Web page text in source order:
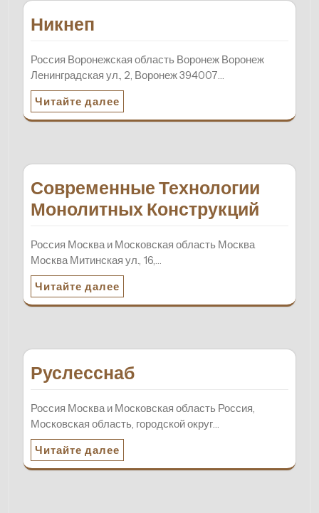
Никнеп
Россия Воронежская область Воронеж Воронеж
Ленинградская ул., 2, Воронеж 394007…
Читайте далее
Современные Технологии
Монолитных Конструкций
Россия Москва и Московская область Москва
Москва Митинская ул., 16,…
Читайте далее
Руслесснаб
Россия Москва и Московская область Россия,
Московская область, городской округ…
Читайте далее